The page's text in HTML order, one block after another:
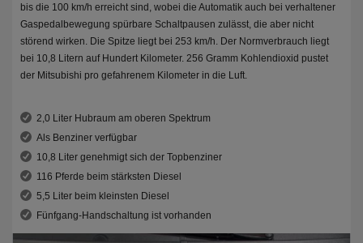
bis die 100 km/h erreicht sind, wobei die Automatik auch bei verhaltener
Gaspedalbewegung spürbare Schaltpausen zulässt, die aber nicht
störend wirken. Die Spitze liegt bei 253 km/h. Der Normverbrauch liegt
bei 10,8 Litern auf Hundert Kilometer. 256 Gramm Kohlendioxid pustet
der Mitsubishi pro gefahrenem Kilometer in die Luft.
2,0 Liter Hubraum am oberen Spektrum
Als Benziner verfügbar
10,8 Liter genehmigt sich der Topbenziner
116 Pferde beim stärksten Diesel
5,5 Liter beim kleinsten Diesel
Fünfgang-Handschaltung ist vorhanden